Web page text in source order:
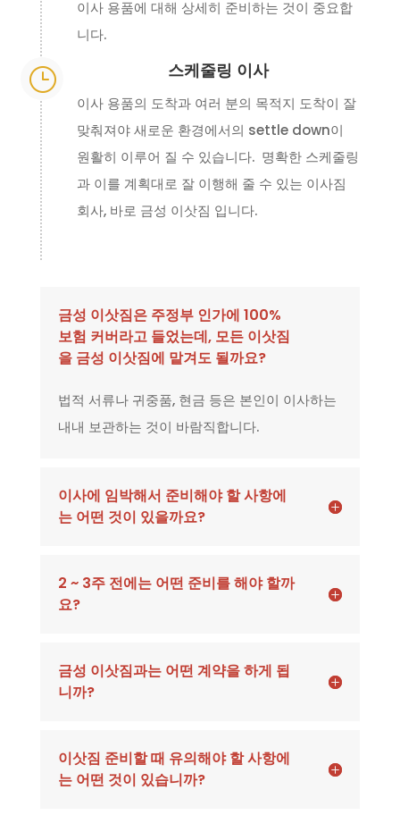
이사 용품에 대해 상세히 준비하는 것이 중요합
니다.
} 스케줄링 이사
이사 용품의 도착과 여러 분의 목적지 도착이 잘
맞춰져야 새로운 환경에서의 settle down이
원활히 이루어 질 수 있습니다. 명확한 스케줄링
과 이를 계획대로 잘 이행해 줄 수 있는 이사짐
회사, 바로 금성 이삿짐 입니다.
금성 이삿짐은 주정부 인가에 100%
보험 커버라고 들었는데, 모든 이삿짐
을 금성 이삿짐에 맡겨도 될까요?
법적 서류나 귀중품, 현금 등은 본인이 이사하는
내내 보관하는 것이 바람직합니다.
이사에 임박해서 준비해야 할 사항에
는 어떤 것이 있을까요?
2 ~ 3주 전에는 어떤 준비를 해야 할까
요?
금성 이삿짐과는 어떤 계약을 하게 됩
니까?
이삿짐 준비할 때 유의해야 할 사항에
는 어떤 것이 있습니까?